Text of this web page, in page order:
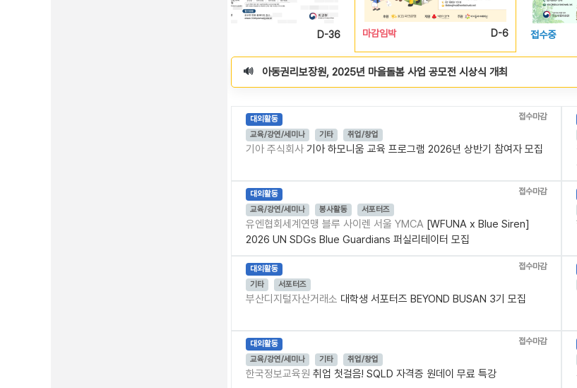
D-6 접수중 D-20 접수중
🔊 아동권리보장원, 2025년 마을돌봄 사업 공모전 시상식 개최
대외활동
접수마감
교육/강연/세미나
기타 취업/창업
기아 주식회사 기아 하모니움 교육 프로그램 2026년 상반기 참여자 모집
대외활동
접수마감
교육/강연/세미나
봉사활동 서포터즈
유엔협회세계연맹 블루 사이렌 서울 YMCA [WFUNA x Blue Siren]
2026 UN SDGs Blue Guardians 퍼실리테이터 모집
대외활동
접수마감
기타
서포터즈
부산디지털자산거래소 대학생 서포터즈 BEYOND BUSAN 3기 모집
대외활동
접수마감
교육/강연/세미나
기타 취업/창업
한국정보교육원 취업 첫걸음! SQLD 자격증 원데이 무료 특강